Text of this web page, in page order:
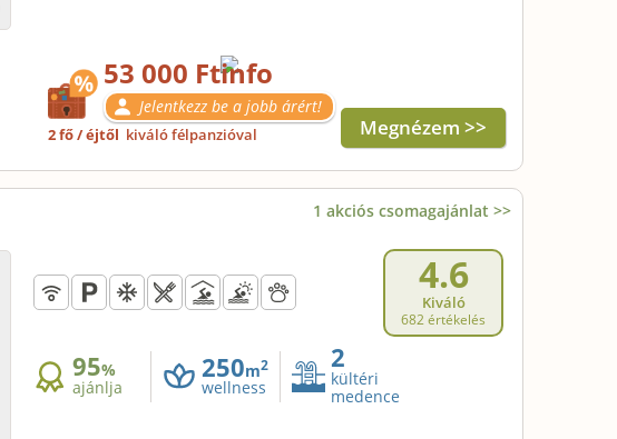
53 000 Ft
Jelentkezz be a jobb árért!
2 fő / éjtől kiváló félpanzióval Megnézem >>
1 akciós csomagajánlat >>
4.6
Kiváló
682 értékelés
95%
ajánlja
250m2
wellness
2
kültéri
medence